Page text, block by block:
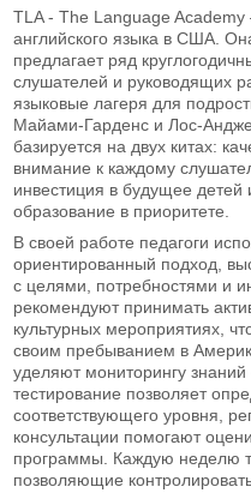
TLA - The Language
английского языка в США.
предлагает ряд
слушателей и руководящих
языковые лагеря для
Майами-Гарденс и Лос-
базируется на двух китах:
внимание к каждому
инвестиция в будущее детей
образование в приоритете.
В своей работе педагоги
ориентированный подход,
с целями, потребностями и
рекомендуют принимать
культурных мероприятиях,
своим пребыванием в
уделяют мониторингу
тестирование позволяет
соответствующего уровня,
консультации помогают
программы. Каждую неделю
позволяющие